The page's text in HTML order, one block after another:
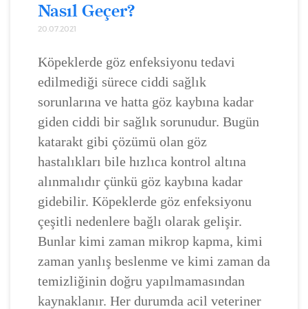
Nasıl Geçer?
20.07.2021
Köpeklerde göz enfeksiyonu tedavi
edilmediği sürece ciddi sağlık
sorunlarına ve hatta göz kaybına kadar
giden ciddi bir sağlık sorunudur. Bugün
katarakt gibi çözümü olan göz
hastalıkları bile hızlıca kontrol altına
alınmalıdır çünkü göz kaybına kadar
gidebilir. Köpeklerde göz enfeksiyonu
çeşitli nedenlere bağlı olarak gelişir.
Bunlar kimi zaman mikrop kapma, kimi
zaman yanlış beslenme ve kimi zaman da
temizliğinin doğru yapılmamasından
kaynaklanır. Her durumda acil veteriner